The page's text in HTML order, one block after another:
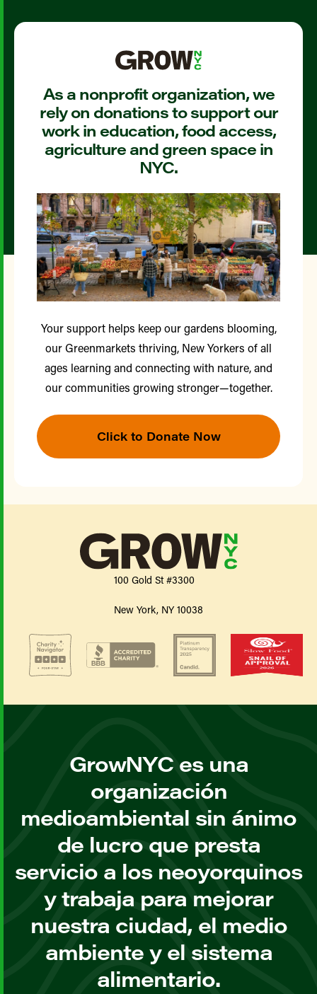
As a nonprofit organization, we
rely on donations to support our
work in education, food access,
agriculture and green space in
NYC.
Your support helps keep our gardens blooming,
our Greenmarkets thriving, New Yorkers of all
ages learning and connecting with nature, and
our communities growing stronger—together.
Click to Donate Now
100 Gold St #3300
New York, NY 10038
GrowNYC es una
organización
medioambiental sin ánimo
de lucro que presta
servicio a los neoyorquinos
y trabaja para mejorar
nuestra ciudad, el medio
ambiente y el sistema
alimentario.